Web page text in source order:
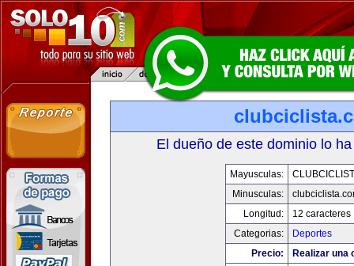
El dueño de este dominio lo
Mayusculas:
Minusculas:
Longitud:
12 caracteres
Categorias:
Deportes
Precio:
Realizar una